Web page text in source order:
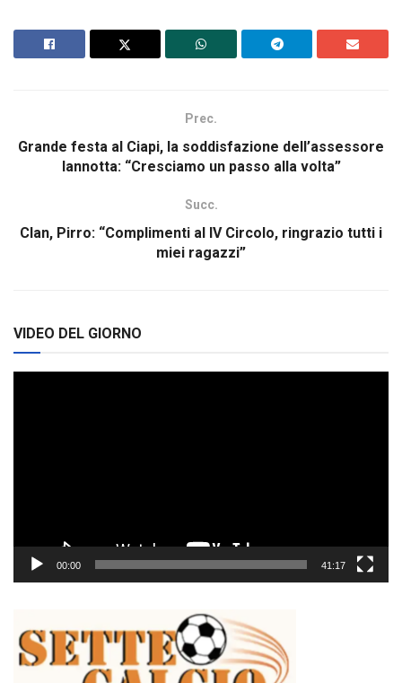
Prec.
Grande festa al Ciapi, la soddisfazione dell’assessore
Iannotta: “Cresciamo un passo alla volta”
Succ.
Clan, Pirro: “Complimenti al IV Circolo, ringrazio tutti i
miei ragazzi”
VIDEO DEL GIORNO
00:00 41:17